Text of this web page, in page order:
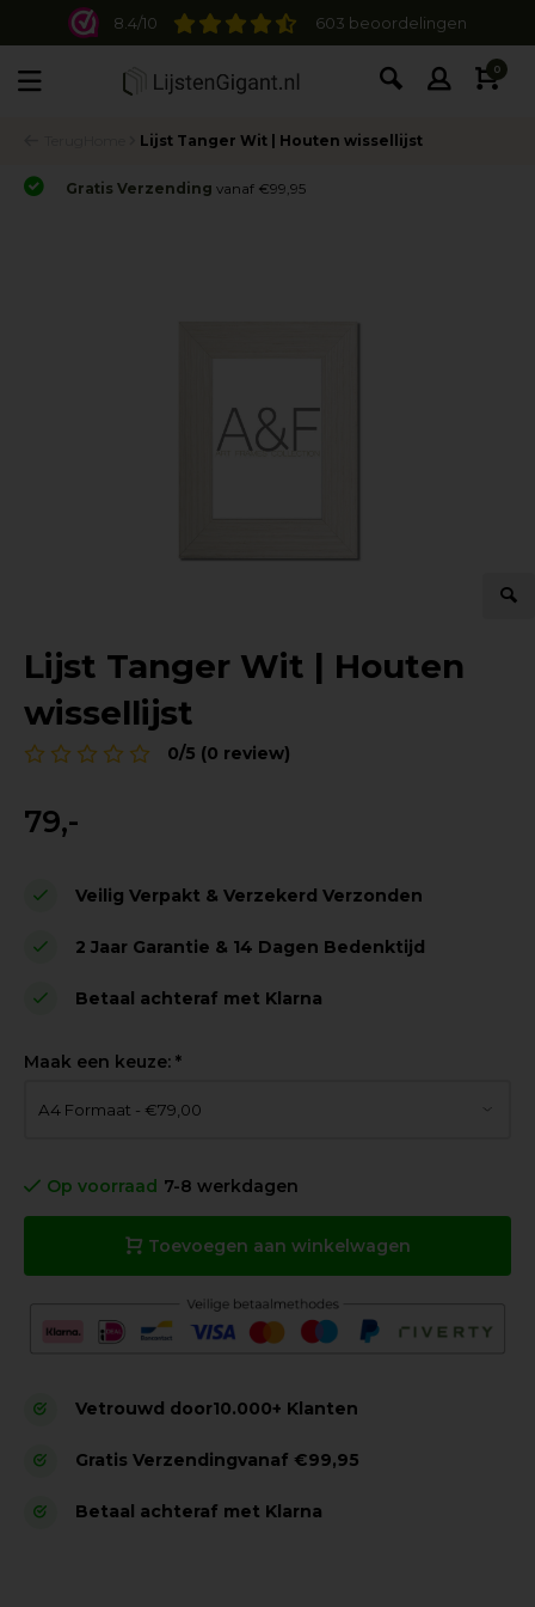
8.4/10 603 beoordelingen
0
Lijst Tanger Wit | Houten wissellijst
Gratis Verzending vanaf €99,95
Lijst Tanger Wit | Houten
wissellijst
0/5 (0 review)
79,-
Veilig Verpakt & Verzekerd Verzonden
2 Jaar Garantie & 14 Dagen Bedenktijd
Betaal achteraf met Klarna
Maak een keuze: *
Op voorraad 7-8 werkdagen
Toevoegen aan winkelwagen
Vetrouwd door10.000+ Klanten
Gratis Verzendingvanaf €99,95
Betaal achteraf met Klarna